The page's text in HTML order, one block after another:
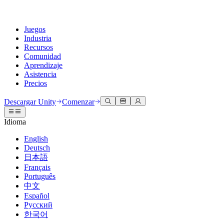
Juegos
Industria
Recursos
Comunidad
Aprendizaje
Asistencia
Precios
Motor de Unity
Crea juegos 2D y 3D para cualquier plataforma
Colaboración
Colabora e itera rápidamente con tu equipo
Descargar Unity
Planes y precios
Implementar
Multiplataforma
Colaboración 3D
Construye y revisa proyectos 3D en tiempo real
Capacitación envolvente
Capacitación en entornos envolventes
Experiencias del cliente
Crea experiencias interactivas en 3D
Industrias
Fabricación
Documentación
Herramientas para desarrolladores
Versiones de lanzamiento y rastreador de problemas
Hoja de ruta
Revisar características próximas
Glosario
Discusiones
Eventos
Eventos globales y locales
Historias de la comunidad
Hecho con Unity
Presentando a los creadores de Unity
Unity Learn
Domina las habilidades de Unity de forma gratuita
Capacitación profesional
Mejora tu equipo con entrenadores de Unity
¿No tienes experiencia con Unity?
Primeros pasos
Pon en marcha tu aprendizaje
Rutas esenciales de Unity
Obtener ayuda
Ayudándote a tener éxito con Unity
Planes de éxito
Alcanza tus metas más rápido con soporte experto
PREGUNTAS FRECUENTES
Respuestas a preguntas comunes
Contáctanos
Conéctate con nuestro equipo
Descargar Unity Comenzar
Idioma
English
Deutsch
日本語
Français
Português
中文
Español
Русский
한국어